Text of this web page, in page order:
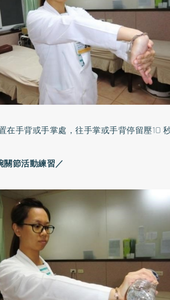
在手背或手掌處，往手掌或手背停留壓10 秒
節活動練習／